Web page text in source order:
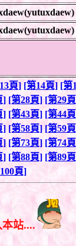
頁] [第14頁] [第
] [第28頁] [第29
] [第43頁] [第44
] [第58頁] [第59
] [第73頁] [第74
] [第88頁] [第89
頁]
站....